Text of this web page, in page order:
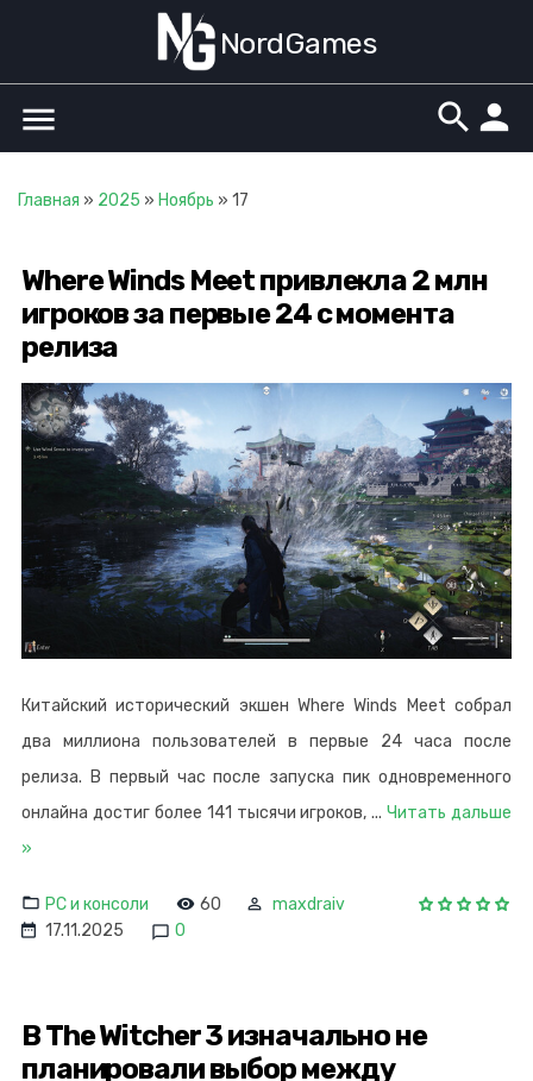
NordGames
menu person
search
Главная » 2025 » Ноябрь » 17
Where Winds Meet привлекла 2 млн
игроков за первые 24 с момента
релиза
Китайский исторический экшен Where Winds Meet собрал
два миллиона пользователей в первые 24 часа после
релиза. В первый час после запуска пик одновременного
онлайна достиг более 141 тысячи игроков,...Читать дальше
»
PC и консоли 60
maxdraiv
17.11.2025
0
В The Witcher 3 изначально не
планировали выбор между